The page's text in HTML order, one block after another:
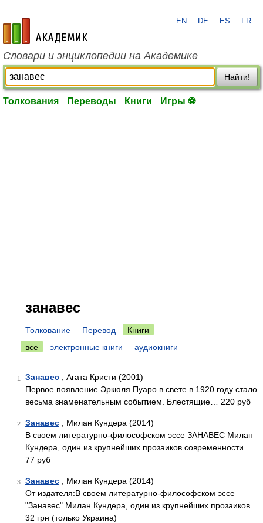
academic.ru
EN DE ES FR
Словари и энциклопедии на Академике
Найти!
Толкования Переводы Книги Игры ⚽
занавес
Толкование Перевод
Книги
все
электронные книги аудиокниги
1 Занавес , Агата Кристи (2001)
Первое появление Эркюля Пуаро в свете в 1920 году стало
весьма знаменательным событием. Блестящие… 220 руб
2 Занавес , Милан Кундера (2014)
В своем литературно-философском эссе ЗАНАВЕС Милан
Кундера, один из крупнейших прозаиков современности…
77 руб
3 Занавес , Милан Кундера (2014)
От издателя:В своем литературно-философском эссе
"Занавес" Милан Кундера, один из крупнейших прозаиков…
32 грн (только Украина)